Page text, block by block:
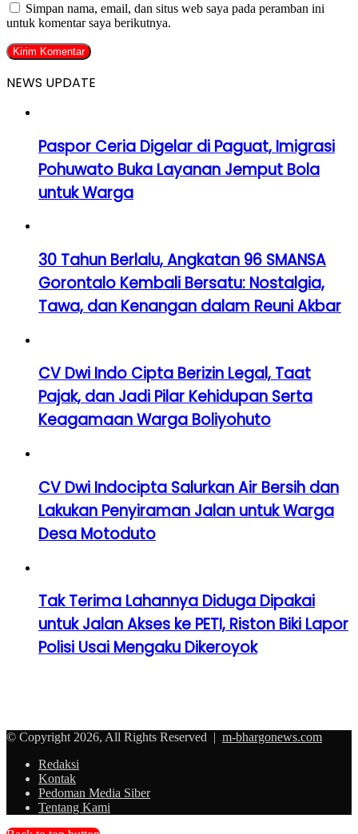
Simpan nama, email, dan situs web saya pada peramban ini
untuk komentar saya berikutnya.
NEWS UPDATE
Paspor Ceria Digelar di Paguat, Imigrasi
Pohuwato Buka Layanan Jemput Bola
untuk Warga
30 Tahun Berlalu, Angkatan 96 SMANSA
Gorontalo Kembali Bersatu: Nostalgia,
Tawa, dan Kenangan dalam Reuni Akbar
CV Dwi Indo Cipta Berizin Legal, Taat
Pajak, dan Jadi Pilar Kehidupan Serta
Keagamaan Warga Boliyohuto
CV Dwi Indocipta Salurkan Air Bersih dan
Lakukan Penyiraman Jalan untuk Warga
Desa Motoduto
Tak Terima Lahannya Diduga Dipakai
untuk Jalan Akses ke PETI, Riston Biki Lapor
Polisi Usai Mengaku Dikeroyok
© Copyright 2026, All Rights Reserved | m-bhargonews.com
Redaksi
Kontak
Pedoman Media Siber
Tentang Kami